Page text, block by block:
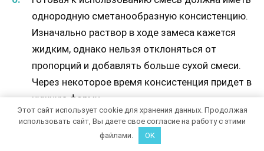
однородную сметанообразную консистенцию.
Изначально раствор в ходе замеса кажется
жидким, однако нельзя отклоняться от
пропорций и добавлять больше сухой смеси.
Через некоторое время консистенция придет в
нужную форму.
Этот сайт использует cookie для хранения данных. Продолжая
использовать сайт, Вы даете свое согласие на работу с этими
файлами.
OK